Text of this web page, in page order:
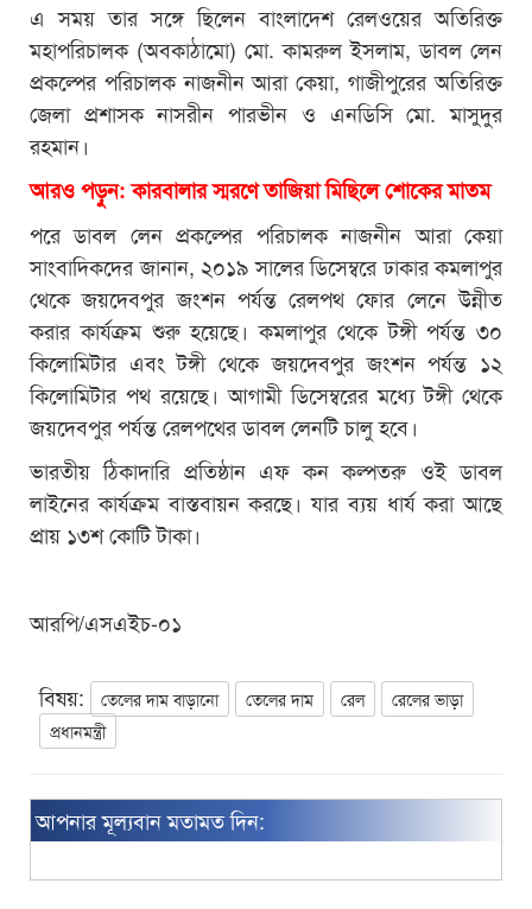
এ সময় তার সঙ্গে ছিলেন বাংলাদেশ রেলওয়ের অতিরিক্ত
মহাপরিচালক (অবকাঠামো) মো. কামরুল ইসলাম, ডাবল লেন
প্রকল্পের পরিচালক নাজনীন আরা কেয়া, গাজীপুরের অতিরিক্ত
জেলা প্রশাসক নাসরীন পারভীন ও এনডিসি মো. মাসুদুর
রহমান।
আরও পড়ুন:কারবালার স্মরণে তাজিয়া মিছিলে শোকের মাতম
পরে ডাবল লেন প্রকল্পের পরিচালক নাজনীন আরা কেয়া
সাংবাদিকদের জানান, ২০১৯ সালের ডিসেম্বরে ঢাকার কমলাপুর
থেকে জয়দেবপুর জংশন পর্যন্ত রেলপথ ফোর লেনে উন্নীত
করার কার্যক্রম শুরু হয়েছে। কমলাপুর থেকে টঙ্গী পর্যন্ত ৩০
কিলোমিটার এবং টঙ্গী থেকে জয়দেবপুর জংশন পর্যন্ত ১২
কিলোমিটার পথ রয়েছে। আগামী ডিসেম্বরের মধ্যে টঙ্গী থেকে
জয়দেবপুর পর্যন্ত রেলপথের ডাবল লেনটি চালু হবে।
ভারতীয় ঠিকাদারি প্রতিষ্ঠান এফ কন কল্পতরু ওই ডাবল
লাইনের কার্যক্রম বাস্তবায়ন করছে। যার ব্যয় ধার্য করা আছে
প্রায় ১৩শ কোটি টাকা।
আরপি/এসএইচ-০১
বিষয়: তেলের দাম বাড়ানো তেলের দাম রেল
রেলের ভাড়া
প্রধানমন্ত্রী
আপনার মূল্যবান মতামত দিন: